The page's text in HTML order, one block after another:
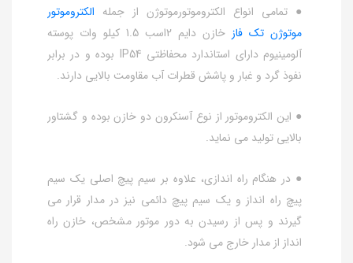
● تمامی انواع الکتروموتورموتوژن از جمله الکتروموتور
موتوژن تک فاز
خازن دایم 2اسب 1.5 کیلو وات پوسته
آلومینیوم دارای استاندارد محفاظتی IP54 بوده و در برابر
نفوذ گرد و غبار و پاشش قطرات آب مقاومت بالایی دارند.
● این الکتروموتور از نوع آسنکرون دو خازن بوده و گشتاور
بالایی تولید می نماید.
● در هنگام راه اندازی، علاوه بر سیم پیچ اصلی یک سیم
پیچ راه انداز و یک سیم پیچ دائمی نیز در مدار قرار می
گیرند و پس از رسیدن به دور موتور مشخص، خازن راه
انداز از مدار خارج می شود.